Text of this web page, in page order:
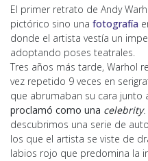
El primer retrato de Andy
pictórico sino una fotografía
donde el artista vestía un
adoptando poses teatrales.
Tres años más tarde, Warhol
vez repetido 9 veces en
que abrumaban su cara junto
proclamó como una celebrity.
descubrimos una serie de
los que el artista se viste de
labios rojo que predomina la